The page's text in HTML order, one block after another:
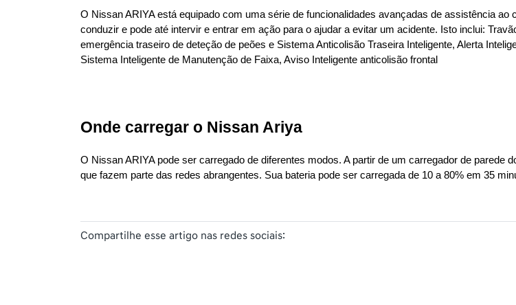
O Nissan ARIYA está equipado com uma série de funcionalidades avançadas de assistência
conduzir e pode até intervir e entrar em ação para o ajudar a evitar um acidente. Isto inclui:
emergência traseiro de deteção de peões e Sistema Anticolisão Traseira Inteligente, Alerta
Sistema Inteligente de Manutenção de Faixa, Aviso Inteligente anticolisão frontal
Onde carregar o Nissan Ariya
O Nissan ARIYA pode ser carregado de diferentes modos. A partir de um carregador de
que fazem parte das redes abrangentes. Sua bateria pode ser carregada de 10 a 80% em 35
Compartilhe esse artigo nas redes sociais: